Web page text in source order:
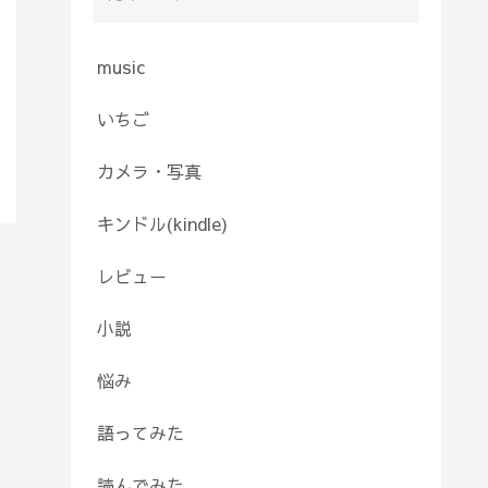
music
いちご
カメラ・写真
キンドル(kindle)
レビュー
小説
悩み
語ってみた